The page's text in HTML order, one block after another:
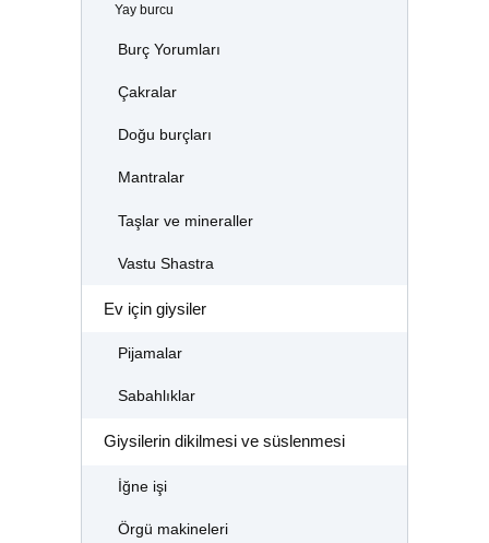
Yay burcu
Burç Yorumları
Çakralar
Doğu burçları
Mantralar
Taşlar ve mineraller
Vastu Shastra
Ev için giysiler
Pijamalar
Sabahlıklar
Giysilerin dikilmesi ve süslenmesi
İğne işi
Örgü makineleri